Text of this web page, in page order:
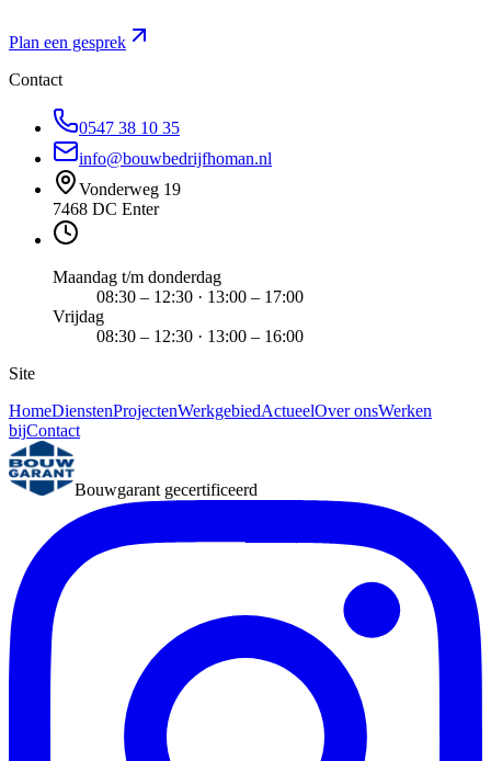
Plan een gesprek
Contact
0547 38 10 35
info@bouwbedrijfhoman.nl
Vonderweg 19
7468 DC Enter
Maandag t/m donderdag
08:30 – 12:30 · 13:00 – 17:00
Vrijdag
08:30 – 12:30 · 13:00 – 16:00
Site
HomeDienstenProjectenWerkgebiedActueelOver onsWerken
bijContact
Bouwgarant gecertificeerd